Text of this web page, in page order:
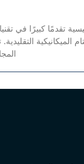
تقدمًا كبيرًا في
الميكانيكية